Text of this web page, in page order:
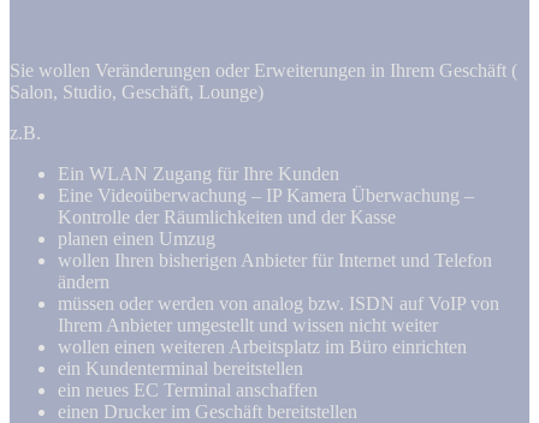
Sie wollen Veränderungen oder Erweiterungen in Ihrem Geschäft (
Salon, Studio, Geschäft, Lounge)
z.B.
Ein WLAN Zugang für Ihre Kunden
Eine Videoüberwachung – IP Kamera Überwachung –
Kontrolle der Räumlichkeiten und der Kasse
planen einen Umzug
wollen Ihren bisherigen Anbieter für Internet und Telefon
ändern
müssen oder werden von analog bzw. ISDN auf VoIP von
Ihrem Anbieter umgestellt und wissen nicht weiter
wollen einen weiteren Arbeitsplatz im Büro einrichten
ein Kundenterminal bereitstellen
ein neues EC Terminal anschaffen
einen Drucker im Geschäft bereitstellen